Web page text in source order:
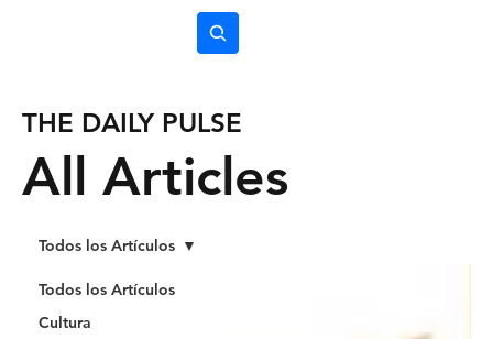
All Articles
THE DAILY PULSE
Todos los Artículos
Cultura
Todos los Artículos